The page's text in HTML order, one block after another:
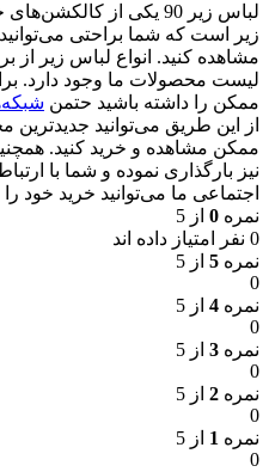
لباس زیر 90 یکی از
زیر است که شما براحتی
مشاهده کنید. انواع لباس زیر از
لیست محصولات ما وجود دارد.
ممکن را داشته باشید حتمن
از این طریق می‌توانید
ممکن مشاهده و خرید کنید.
نیز بارگذاری نموده و شما با
اجتماعی ما می‌توانید خرید خود را
نمره 0 از 5
0 نفر امتیاز داده اند
نمره 5 از 5
0
نمره 4 از 5
0
نمره 3 از 5
0
نمره 2 از 5
0
نمره 1 از 5
0